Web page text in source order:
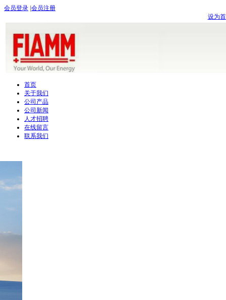
会员登录 会员注册
设为
首页
关于我们
公司产品
公司新闻
人才招聘
在线留言
联系我们